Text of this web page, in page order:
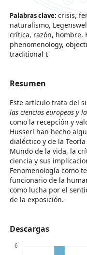
Palabras clave: crisis,
naturalismo,
crítica, razón, hombre,
phenomenology,
traditional t
Resumen
Este artículo trata del
las ciencias europeas y
como la recepción y
Husserl han hecho
dialéctico y de la
Mundo de la vida, la
ciencia y sus
Fenomenología como
funcionario de la
como lucha por el
de la exposición.
Descargas